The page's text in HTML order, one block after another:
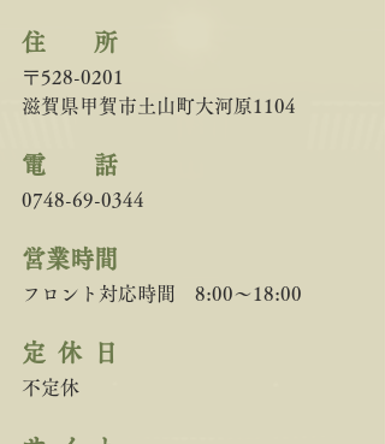
住　　所
〒528-0201
滋賀県甲賀市土山町大河原1104
電　　話
0748-69-0344
営業時間
フロント対応時間　8:00～18:00
定  休  日
不定休